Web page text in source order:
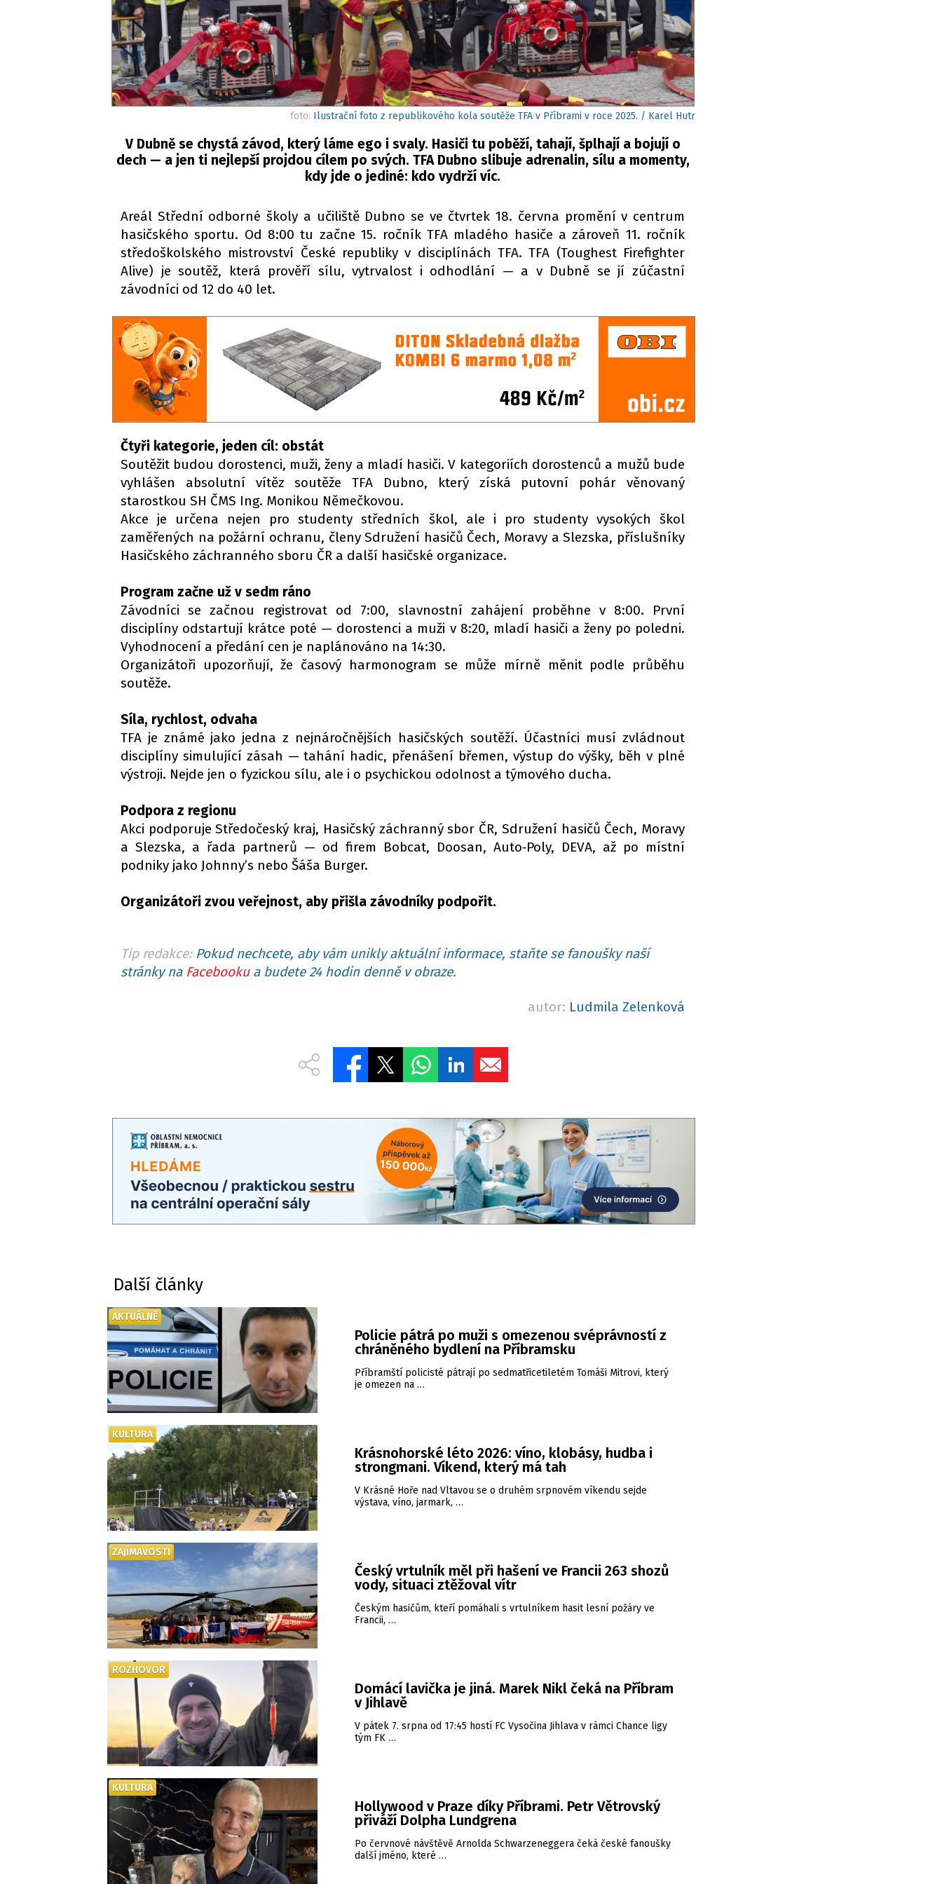
foto: Ilustrační foto z republikového kola soutěže TFA v Příbrami v roce 2025. / Karel Hutr
V Dubně se chystá závod, který láme ego i svaly. Hasiči tu poběží, tahají, šplhají a bojují o
dech — a jen ti nejlepší projdou cílem po svých. TFA Dubno slibuje adrenalin, sílu a momenty,
kdy jde o jediné: kdo vydrží víc.
Areál Střední odborné školy a učiliště Dubno se ve čtvrtek 18. června promění v centrum
hasičského sportu. Od 8:00 tu začne 15. ročník TFA mladého hasiče a zároveň 11. ročník
středoškolského mistrovství České republiky v disciplínách TFA. TFA (Toughest Firefighter
Alive) je soutěž, která prověří sílu, vytrvalost i odhodlání — a v Dubně se jí zúčastní
závodníci od 12 do 40 let.
Čtyři kategorie, jeden cíl: obstát
Soutěžit budou dorostenci, muži, ženy a mladí hasiči. V kategoriích dorostenců a mužů bude
vyhlášen absolutní vítěz soutěže TFA Dubno, který získá putovní pohár věnovaný
starostkou SH ČMS Ing. Monikou Němečkovou.
Akce je určena nejen pro studenty středních škol, ale i pro studenty vysokých škol
zaměřených na požární ochranu, členy Sdružení hasičů Čech, Moravy a Slezska, příslušníky
Hasičského záchranného sboru ČR a další hasičské organizace.
Program začne už v sedm ráno
Závodníci se začnou registrovat od 7:00, slavnostní zahájení proběhne v 8:00. První
disciplíny odstartují krátce poté — dorostenci a muži v 8:20, mladí hasiči a ženy po poledni.
Vyhodnocení a předání cen je naplánováno na 14:30.
Organizátoři upozorňují, že časový harmonogram se může mírně měnit podle průběhu
soutěže.
Síla, rychlost, odvaha
TFA je známé jako jedna z nejnáročnějších hasičských soutěží. Účastníci musí zvládnout
disciplíny simulující zásah — tahání hadic, přenášení břemen, výstup do výšky, běh v plné
výstroji. Nejde jen o fyzickou sílu, ale i o psychickou odolnost a týmového ducha.
Podpora z regionu
Akci podporuje Středočeský kraj, Hasičský záchranný sbor ČR, Sdružení hasičů Čech, Moravy
a Slezska, a řada partnerů — od firem Bobcat, Doosan, Auto‑Poly, DEVA, až po místní
podniky jako Johnny’s nebo Šáša Burger.
Organizátoři zvou veřejnost, aby přišla závodníky podpořit.
Tip redakce: Pokud nechcete, aby vám unikly aktuální informace, staňte se fanoušky naší
stránky na Facebookua budete 24 hodin denně v obraze.
autor: Ludmila Zelenková
Další články
Policie pátrá po muži s omezenou svéprávností z
chráněného bydlení na Příbramsku
Příbramští policisté pátrají po sedmatřicetiletém Tomáši Mitrovi, který
je omezen na …
AKTUÁLNĚ
Krásnohorské léto 2026: víno, klobásy, hudba i
strongmani. Víkend, který má tah
V Krásné Hoře nad Vltavou se o druhém srpnovém víkendu sejde
výstava, víno, jarmark, …
KULTURA
Český vrtulník měl při hašení ve Francii 263 shozů
vody, situaci ztěžoval vítr
Českým hasičům, kteří pomáhali s vrtulníkem hasit lesní požáry ve
Francii, …
ZAJÍMAVOSTI
Domácí lavička je jiná. Marek Nikl čeká na Příbram
v Jihlavě
V pátek 7. srpna od 17:45 hostí FC Vysočina Jihlava v rámci Chance ligy
tým FK …
ROZHOVOR
Hollywood v Praze díky Příbrami. Petr Větrovský
přiváží Dolpha Lundgrena
Po červnové návštěvě Arnolda Schwarzeneggera čeká české fanoušky
další jméno, které …
KULTURA